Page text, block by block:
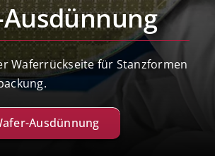
Waferrückseite für Stanzformen
Ausdünnung